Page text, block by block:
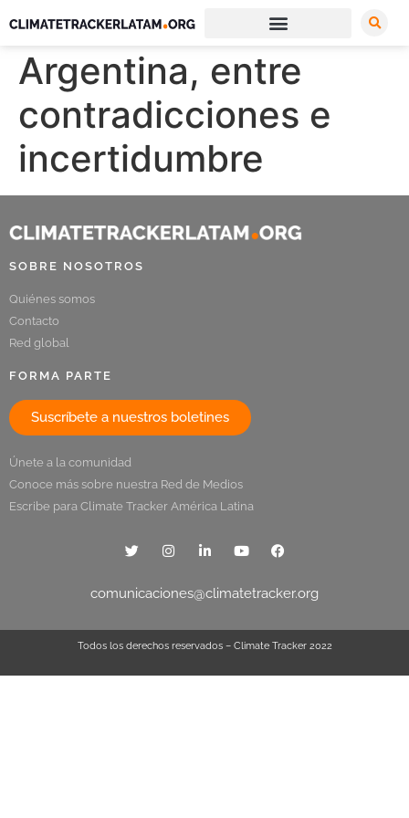
Argentina, entre
contradicciones e
incertidumbre
SOBRE NOSOTROS
Quiénes somos
Contacto
Red global
FORMA PARTE
Suscríbete a nuestros boletines
Únete a la comunidad
Conoce más sobre nuestra Red de Medios
Escribe para Climate Tracker América Latina
comunicaciones@climatetracker.org
Todos los derechos reservados – Climate Tracker 2022